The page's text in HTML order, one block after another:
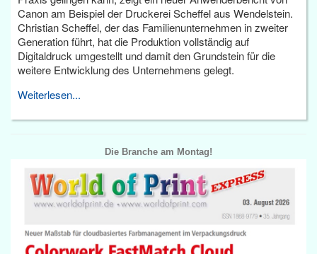
Canon am Beispiel der Druckerei Scheffel aus Wendelstein.
Christian Scheffel, der das Familienunternehmen in zweiter
Generation führt, hat die Produktion vollständig auf
Digitaldruck umgestellt und damit den Grundstein für die
weitere Entwicklung des Unternehmens gelegt.
Weiterlesen...
Die Branche am Montag!